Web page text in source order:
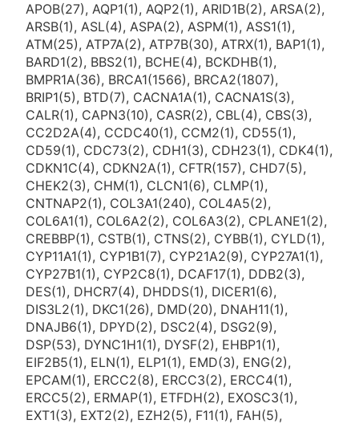
APOB(27), AQP1(1), AQP2(1), ARID1B(2), ARSA(2),
ARSB(1), ASL(4), ASPA(2), ASPM(1), ASS1(1),
ATM(25), ATP7A(2), ATP7B(30), ATRX(1), BAP1(1),
BARD1(2), BBS2(1), BCHE(4), BCKDHB(1),
BMPR1A(36), BRCA1(1566), BRCA2(1807),
BRIP1(5), BTD(7), CACNA1A(1), CACNA1S(3),
CALR(1), CAPN3(10), CASR(2), CBL(4), CBS(3),
CC2D2A(4), CCDC40(1), CCM2(1), CD55(1),
CD59(1), CDC73(2), CDH1(3), CDH23(1), CDK4(1),
CDKN1C(4), CDKN2A(1), CFTR(157), CHD7(5),
CHEK2(3), CHM(1), CLCN1(6), CLMP(1),
CNTNAP2(1), COL3A1(240), COL4A5(2),
COL6A1(1), COL6A2(2), COL6A3(2), CPLANE1(2),
CREBBP(1), CSTB(1), CTNS(2), CYBB(1), CYLD(1),
CYP11A1(1), CYP1B1(7), CYP21A2(9), CYP27A1(1),
CYP27B1(1), CYP2C8(1), DCAF17(1), DDB2(3),
DES(1), DHCR7(4), DHDDS(1), DICER1(6),
DIS3L2(1), DKC1(26), DMD(20), DNAH11(1),
DNAJB6(1), DPYD(2), DSC2(4), DSG2(9),
DSP(53), DYNC1H1(1), DYSF(2), EHBP1(1),
EIF2B5(1), ELN(1), ELP1(1), EMD(3), ENG(2),
EPCAM(1), ERCC2(8), ERCC3(2), ERCC4(1),
ERCC5(2), ERMAP(1), ETFDH(2), EXOSC3(1),
EXT1(3), EXT2(2), EZH2(5), F11(1), FAH(5),